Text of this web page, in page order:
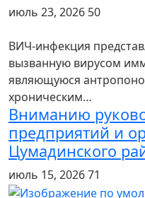
июль 23, 2026 50
ВИЧ-инфекция
вызванную вирусом
являющуюся
хроническим…
Вниманию
предприятий и
Цумадинского
июль 15, 202671